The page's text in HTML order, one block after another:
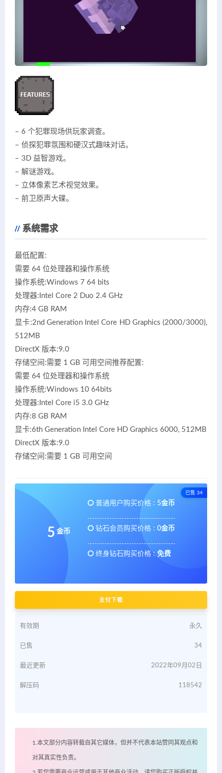
– 6 个犯罪现场供玩家调查。
– 侦探犯罪氛围和硬汉式趣味对话。
– 3D 益智游戏。
– 解谜游戏。
– 立体像素艺术视觉效果。
– 前卫原声大碟。
系统需求
最低配置:
需要 64 位处理器和操作系统
操作系统:Windows 7 64 bits
处理器:Intel Core 2 Duo 2.4 GHz
内存:4 GB RAM
显卡:2nd Generation Intel Core HD Graphics (2000/3000),
512MB
DirectX 版本:9.0
存储空间:需要 1 GB 可用空间推荐配置:
需要 64 位处理器和操作系统
操作系统:Windows 10 64bits
处理器:Intel Core i5 3.0 GHz
内存:8 GB RAM
显卡:6th Generation Intel Core HD Graphics 6000, 512MB
DirectX 版本:9.0
存储空间:需要 1 GB 可用空间
已售 34
5 金币
普通用户购买价格 : 5金币
钻石会员购买价格 : 0金币
终身钻石购买价格 : 免费
支付下载
有效期 永久
已售 34
最近更新 2022年09月02日
解压码 118542
1.本文部分内容转载自其它媒体，但并不代表本站赞同其观点和
对其真实性负责。